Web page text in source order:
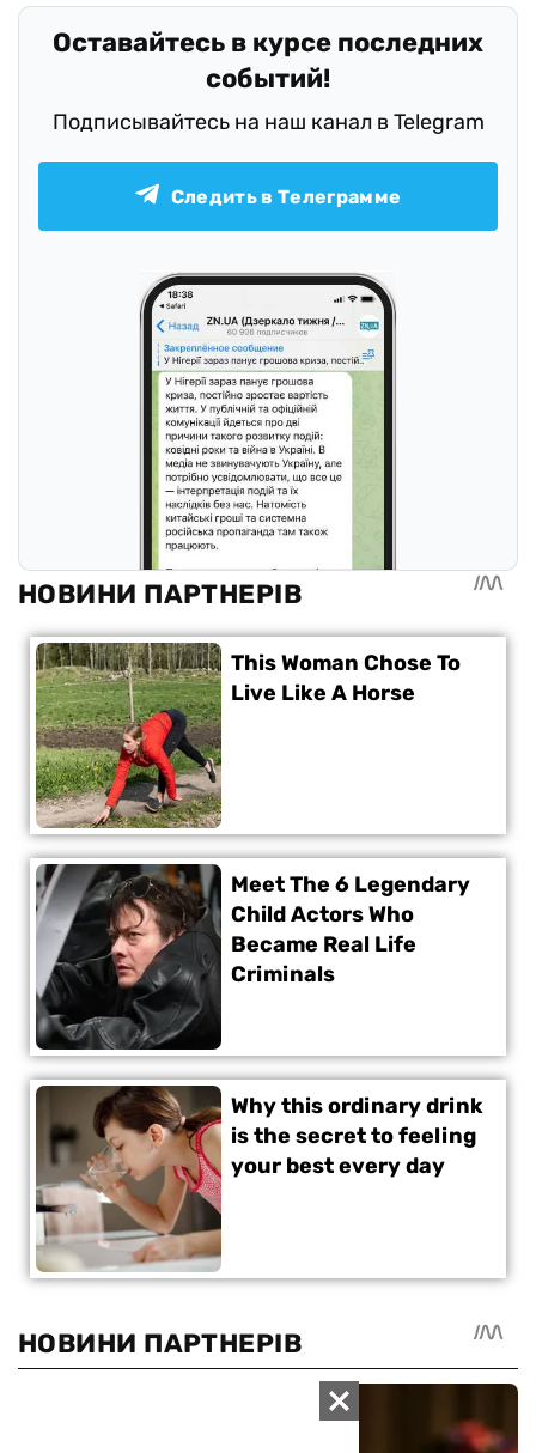
Оставайтесь в курсе последних
событий!
Подписывайтесь на наш канал в Telegram
Следить в Телеграмме